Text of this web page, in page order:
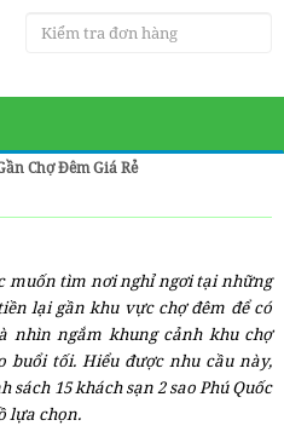
Chợ Đêm Giá Rẻ
muốn tìm nơi nghỉ ngơi tại những
lại gần khu vực chợ đêm để có
nhìn ngắm khung cảnh khu chợ
buổi tối. Hiểu được nhu cầu này,
15 khách sạn 2 sao Phú Quốc
lựa chọn.